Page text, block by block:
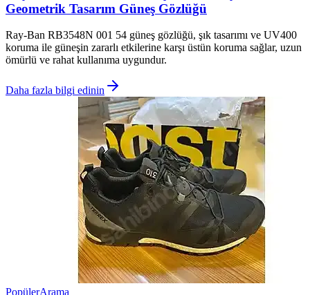
Geometrik Tasarım Güneş Gözlüğü
Ray-Ban RB3548N 001 54 güneş gözlüğü, şık tasarımı ve UV400
koruma ile güneşin zararlı etkilerine karşı üstün koruma sağlar, uzun
ömürlü ve rahat kullanıma uygundur.
Daha fazla bilgi edinin
PopülerArama